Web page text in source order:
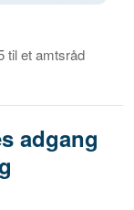
til et amtsråd
adgang